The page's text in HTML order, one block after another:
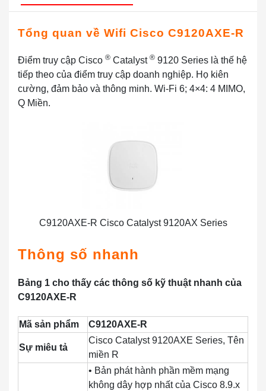
Tổng quan về Wifi Cisco C9120AXE-R
Điểm truy cập Cisco ® Catalyst ® 9120 Series là thế hệ
tiếp theo của điểm truy cập doanh nghiệp. Họ kiên
cường, đảm bảo và thông minh. Wi-Fi 6; 4×4: 4 MIMO,
Q Miền.
C9120AXE-R Cisco Catalyst 9120AX Series
Thông số nhanh
Bảng 1 cho thấy các thông số kỹ thuật nhanh của
C9120AXE-R
Mã sản phẩm C9120AXE-R
Sự miêu tả
Cisco Catalyst 9120AXE Series, Tên
miền R
• Bản phát hành phần mềm mạng
không dây hợp nhất của Cisco 8.9.x